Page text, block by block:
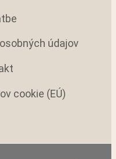
údajov
cookie (EÚ)